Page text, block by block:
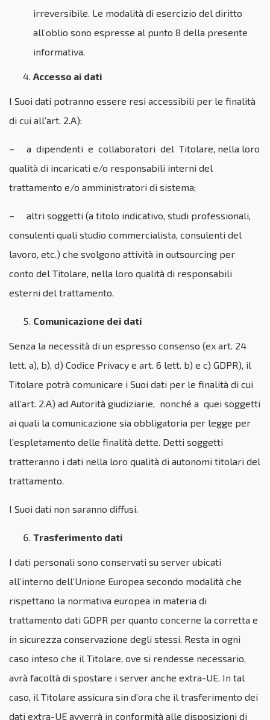
irreversibile. Le modalità di esercizio del diritto
all’oblio sono espresse al punto 8 della presente
informativa.
Accesso ai dati
I Suoi dati potranno essere resi accessibili per le finalità
di cui all’art. 2.A):
– a dipendenti e collaboratori del Titolare, nella loro
qualità di incaricati e/o responsabili interni del
trattamento e/o amministratori di sistema;
– altri soggetti (a titolo indicativo, studi professionali,
consulenti quali studio commercialista, consulenti del
lavoro, etc.) che svolgono attività in outsourcing per
conto del Titolare, nella loro qualità di responsabili
esterni del trattamento.
Comunicazione dei dati
Senza la necessità di un espresso consenso (ex art. 24
lett. a), b), d) Codice Privacy e art. 6 lett. b) e c) GDPR), il
Titolare potrà comunicare i Suoi dati per le finalità di cui
all’art. 2.A) ad Autorità giudiziarie, nonché a quei soggetti
ai quali la comunicazione sia obbligatoria per legge per
l’espletamento delle finalità dette. Detti soggetti
tratteranno i dati nella loro qualità di autonomi titolari del
trattamento.
I Suoi dati non saranno diffusi.
Trasferimento dati
I dati personali sono conservati su server ubicati
all’interno dell’Unione Europea secondo modalità che
rispettano la normativa europea in materia di
trattamento dati GDPR per quanto concerne la corretta e
in sicurezza conservazione degli stessi. Resta in ogni
caso inteso che il Titolare, ove si rendesse necessario,
avrà facoltà di spostare i server anche extra-UE. In tal
caso, il Titolare assicura sin d’ora che il trasferimento dei
dati extra-UE avverrà in conformità alle disposizioni di